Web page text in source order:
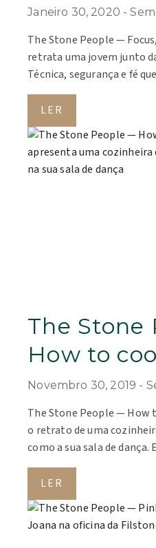
Janeiro 30, 2020
The Stone People —
retrata uma jovem junto
Técnica, segurança e fé
LER
The Stone
How to
Novembro 30, 2019
The Stone People — How
o retrato de uma
como a sua sala de
LER